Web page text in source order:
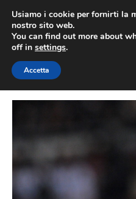
contenuto
Usiamo i cookie per fornirti la
nostro sito web.
You can find out more about
off in settings.
Accetta